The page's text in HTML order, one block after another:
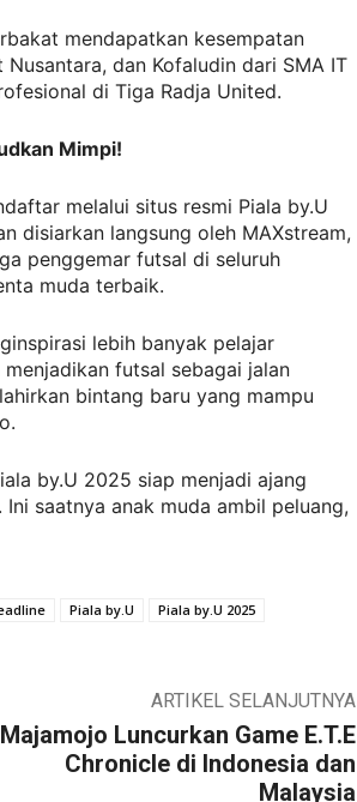
mendapatkan kesempatan
dan Kofaludin dari SMA IT
di Tiga Radja United.
Mimpi!
melalui situs resmi Piala by.U
disiarkan langsung oleh MAXstream,
penggemar futsal di seluruh
muda terbaik.
lebih banyak pelajar
futsal sebagai jalan
bintang baru yang mampu
by.U 2025 siap menjadi ajang
saatnya anak muda ambil peluang,
Piala by.U
Piala by.U 2025
ARTIKEL SELANJUTNYA
Majamojo Luncurkan Game E.T.E
Chronicle di Indonesia dan
Malaysia